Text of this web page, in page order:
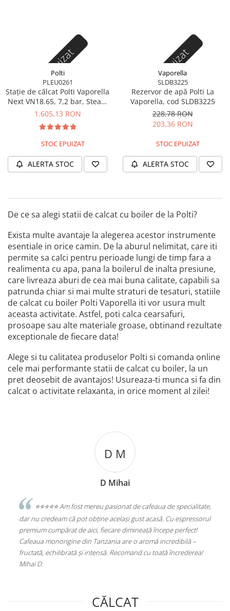
Stoc epuizat
Polti
PLEU0261
Stație de călcat Polti Vaporella
Next VN18.65, 7,2 bar, Steam
Pulse 450 g
1.605,13 RON
STOC EPUIZAT
ALERTA STOC
Stoc epuizat
Vaporella
SLDB3225
Rezervor de apă Polti La
Vaporella, cod SLDB3225
228,78 RON
203,36 RON
STOC EPUIZAT
ALERTA STOC
De ce sa alegi statii de calcat cu boiler de la Polti?
Exista multe avantaje la alegerea acestor instrumente
esentiale in orice camin. De la aburul nelimitat, care iti
permite sa calci pentru perioade lungi de timp fara a
realimenta cu apa, pana la boilerul de inalta presiune,
care livreaza aburi de cea mai buna calitate, capabili sa
patrunda chiar si mai multe straturi de tesaturi, statiile
de calcat cu boiler Polti Vaporella iti vor usura mult
aceasta activitate. Astfel, poti calca cearsafuri,
prosoape sau alte materiale groase, obtinand rezultate
exceptionale de fiecare data!
Alege si tu calitatea produselor Polti si comanda online
cele mai performante statii de calcat cu boiler, la un
pret deosebit de avantajos! Usureaza-ti munca si fa din
calcat o activitate relaxanta, in orice moment al zilei!
de specialitate,
Cu espressorul
începe perfect!
incredibilă –
toată încrederea!
⭐️⭐️⭐️⭐️⭐️Excelent
Statie de Calcat Polti Vaporella 535 Eco Pro,
Aluminiu, 1750 W, 0.9 l, 4 Bar, 90 gr/min, Alb/Gri
(PLEU0188)
CĂLCAT